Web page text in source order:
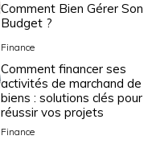
Comment Bien Gérer Son
Budget ?
Finance
Comment financer ses
activités de marchand de
biens : solutions clés pour
réussir vos projets
Finance